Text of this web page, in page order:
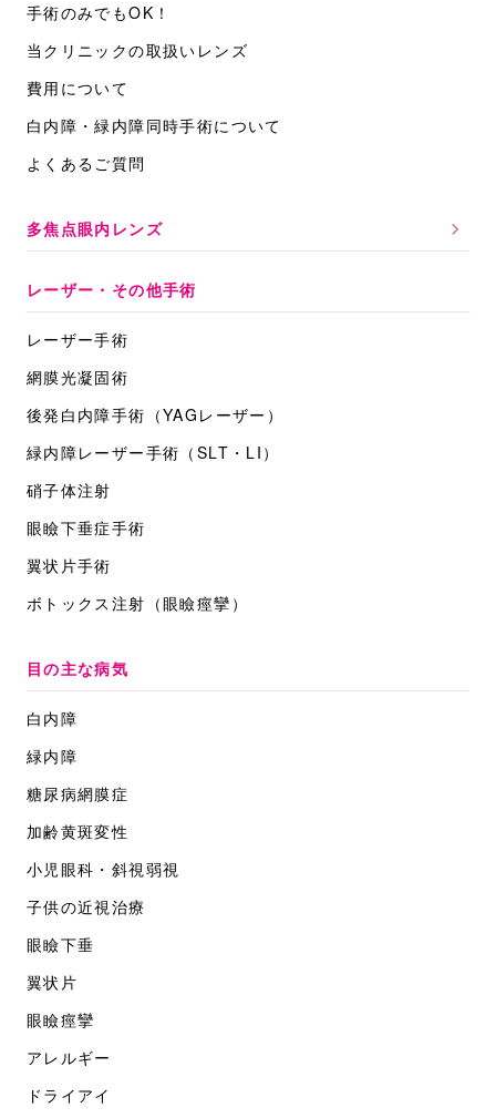
手術のみでもOK！
当クリニックの取扱いレンズ
費用について
白内障・緑内障同時手術について
よくあるご質問
多焦点眼内レンズ
レーザー・その他手術
レーザー手術
網膜光凝固術
後発白内障手術 （YAGレーザー）
緑内障レーザー手術 （SLT・LI）
硝子体注射
眼瞼下垂症手術
翼状片手術
ボトックス注射 （眼瞼痙攣）
目の主な病気
白内障
緑内障
糖尿病網膜症
加齢黄斑変性
小児眼科・斜視弱視
子供の近視治療
眼瞼下垂
翼状片
眼瞼痙攣
アレルギー
ドライアイ